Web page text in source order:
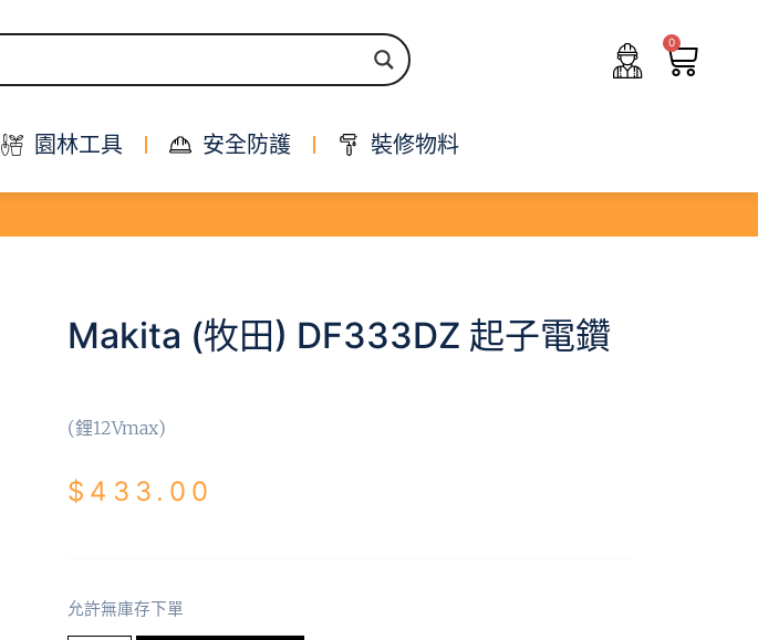
0
園林工具 安全防護 裝修物料
Makita (牧田) DF333DZ 起子電鑽
(鋰12Vmax)
$ 433.00
允許無庫存下單